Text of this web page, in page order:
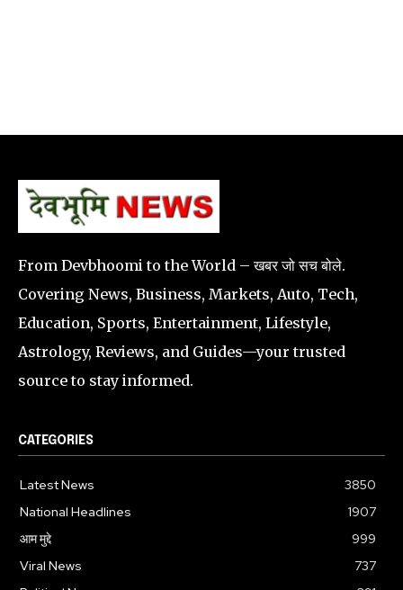
From Devbhoomi to the World – खबर जो सच बोले.
Covering News, Business, Markets, Auto, Tech,
Education, Sports, Entertainment, Lifestyle,
Astrology, Reviews, and Guides—your trusted
source to stay informed.
CATEGORIES
Latest News
3850
National Headlines
1907
आम मुद्दे
999
Viral News
737